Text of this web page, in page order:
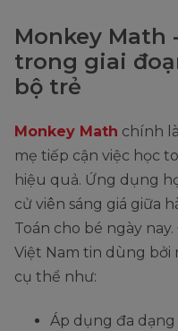
Monkey
trong giai
bộ trẻ
Monkey Math chính
mẹ tiếp cận việc học
hiệu quả. Ứng dụng
cử viên sáng giá giữa
Toán cho bé ngày
Việt Nam tin dùng
cụ thể như:
Áp dụng đa